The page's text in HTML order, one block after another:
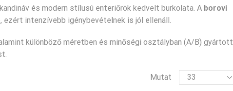
és modern stílusú enteriőrök kedvelt burkolata. A borovi
intenzívebb igénybevételnek is jól ellenáll.
különböző méretben és minőségi osztályban (A/B) gyártott
Mutat
termék
per